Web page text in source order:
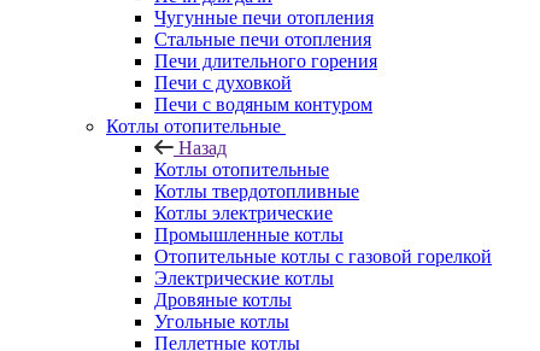
Чугунные печи отопления
Стальные печи отопления
Печи длительного горения
Печи с духовкой
Печи с водяным контуром
Котлы отопительные
Назад
Котлы отопительные
Котлы твердотопливные
Котлы электрические
Промышленные котлы
Отопительные котлы с газовой горелкой
Электрические котлы
Дровяные котлы
Угольные котлы
Пеллетные котлы